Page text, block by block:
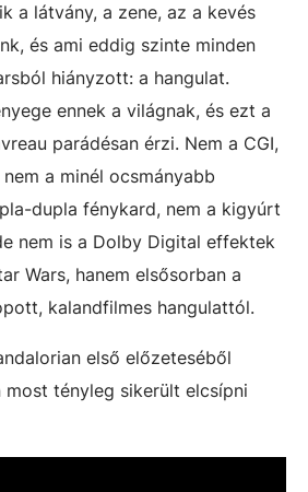
a látvány, a zene, az a kevés
és ami eddig szinte minden
hiányzott: a hangulat.
ennek a világnak, és ezt a
parádésan érzi. Nem a CGI,
a minél ocsmányabb
dupla fénykard, nem a kigyúrt
nem is a Dolby Digital effektek
Wars, hanem elsősorban a
kalandfilmes hangulattól.
első előzeteséből
tényleg sikerült elcsípni